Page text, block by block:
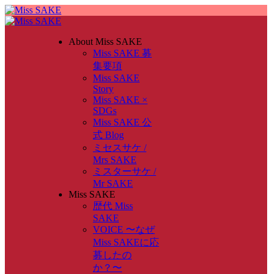
About Miss SAKE
Miss SAKE 募
集要項
Miss SAKE
Story
Miss SAKE ×
SDGs
Miss SAKE 公
式 Blog
ミセスサケ /
Mrs SAKE
ミスターサケ /
Mr SAKE
Miss SAKE
歴代 Miss
SAKE
VOICE 〜なぜ
Miss SAKEに応
募したの
か？〜